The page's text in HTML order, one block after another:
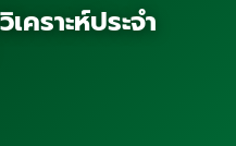
คราะห์ประจำ